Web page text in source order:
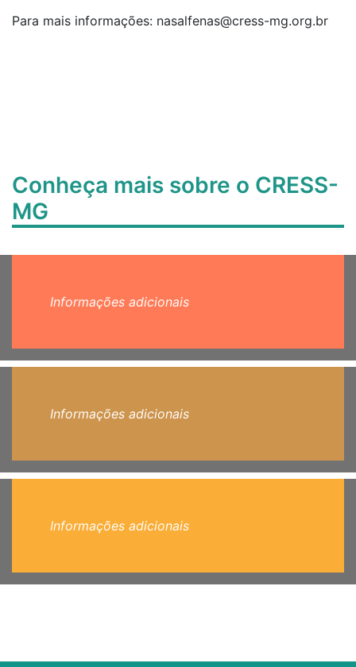
Para mais informações: nasalfenas@cress-mg.org.br
Conheça mais sobre o CRESS-
MG
Informações adicionais
Informações adicionais
Informações adicionais